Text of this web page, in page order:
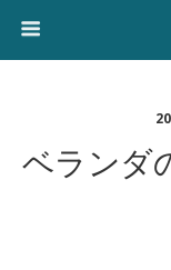
ベランダ